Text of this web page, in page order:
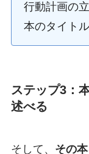
行動計画の
本のタイト
ステップ3：
述べる
そして、 その